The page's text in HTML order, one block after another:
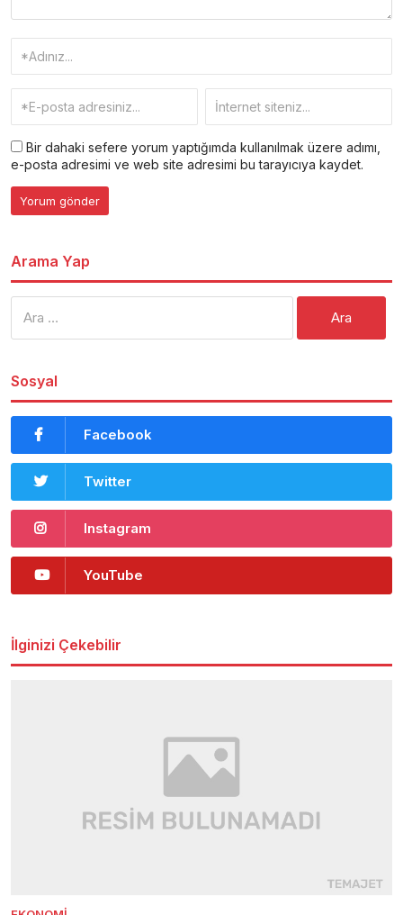
Bir dahaki sefere yorum yaptığımda kullanılmak üzere adımı,
e-posta adresimi ve web site adresimi bu tarayıcıya kaydet.
Arama Yap
Sosyal
Facebook
Twitter
Instagram
YouTube
İlginizi Çekebilir